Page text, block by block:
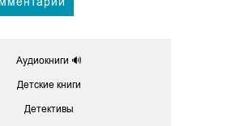
Аудиокниги 🔊
Детские книги
Детективы